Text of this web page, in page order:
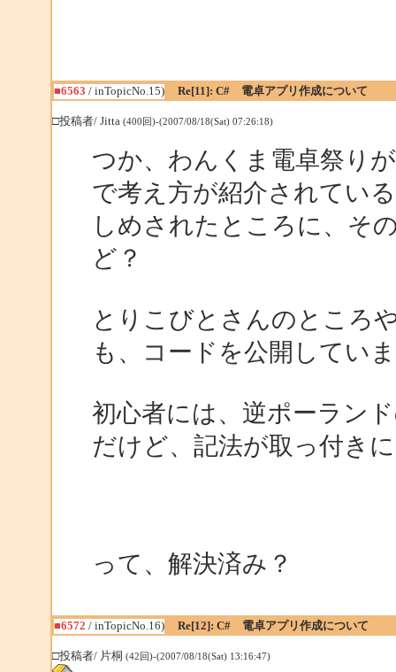
■6563 / inTopicNo.15) Re[11]: C# 電卓アプリ作成について
□投稿者/ Jitta (400回)-(2007/08/18(Sat) 07:26:18)
つか、わんくま電卓祭り
で考え方が紹介されてい
しめされたところに、そ
ど？
とりこびとさんのところ
も、コードを公開してい
初心者には、逆ポーラン
だけど、記法が取っ付き
って、解決済み？
■6572 / inTopicNo.16) Re[12]: C# 電卓アプリ作成について
□投稿者/ 片桐 (42回)-(2007/08/18(Sat) 13:16:47)